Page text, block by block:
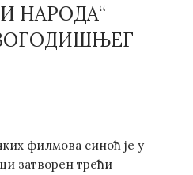
НАРОДА“
филмова синоћ je у
затворен трећи